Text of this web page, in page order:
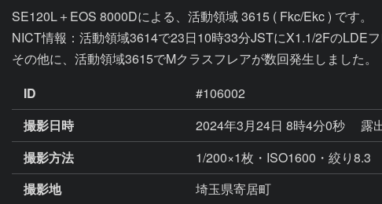
SE120L＋EOS 8000Dによる、活動領域 3615 ( Fkc/Ekc ) です。
NICT情報：活動領域3614で23日10時33分JSTにX1.1/2FのLDEフ
その他に、活動領域3615でMクラスフレアが数回発生しました。
ID
#106002
撮影日時
2024年3月24日 8時4分0秒
露
撮影方法
1/200×1枚・ISO1600・絞り8.3
撮影地
埼玉県寄居町